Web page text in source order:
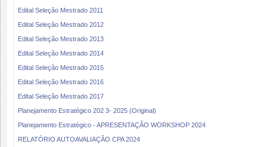
Edital Seleção Mestrado 2011
Edital Seleção Mestrado 2012
Edital Seleção Mestrado 2013
Edital Seleção Mestrado 2014
Edital Seleção Mestrado 2015
Edital Seleção Mestrado 2016
Edital Seleção Mestrado 2017
Planejamento Estratégico 202 3- 2025 (Original)
Planejamento Estratégico - APRESENTAÇÃO WORKSHOP 2024
RELATÓRIO AUTOAVALIAÇÃO CPA 2024